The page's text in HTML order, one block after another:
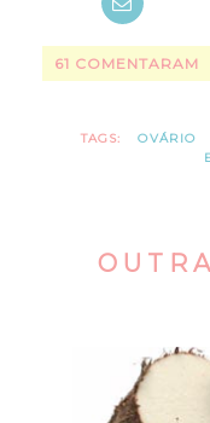
61 COMENTARAM
TAGS: OVÁRIO